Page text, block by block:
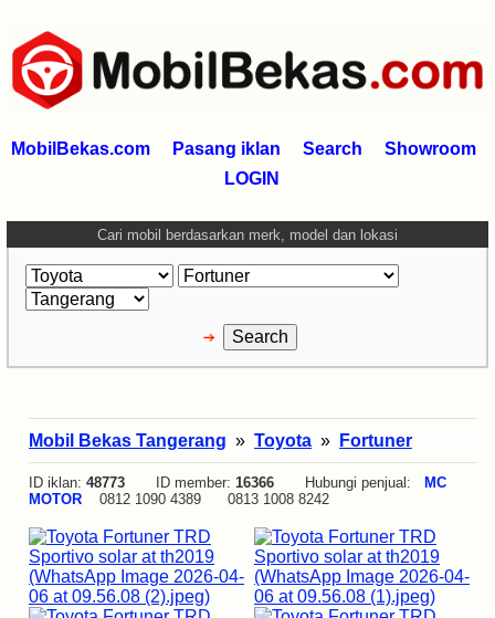
MobilBekas.com Pasang iklan Search
Showroom
LOGIN
Cari mobil berdasarkan merk, model dan lokasi
Mobil Bekas Tangerang » Toyota » Fortuner
ID iklan: 48773 ID member: 16366 Hubungi penjual:
MC
MOTOR
0812 1090 4389 0813 1008 8242